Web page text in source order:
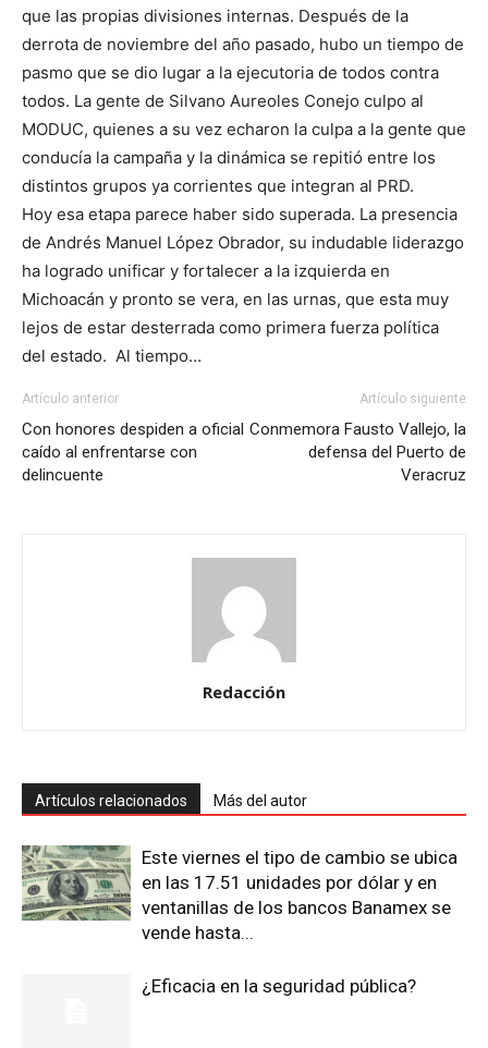
que las propias divisiones internas. Después de la
derrota de noviembre del año pasado, hubo un tiempo de
pasmo que se dio lugar a la ejecutoria de todos contra
todos. La gente de Silvano Aureoles Conejo culpo al
MODUC, quienes a su vez echaron la culpa a la gente que
conducía la campaña y la dinámica se repitió entre los
distintos grupos ya corrientes que integran al PRD.
Hoy esa etapa parece haber sido superada. La presencia
de Andrés Manuel López Obrador, su indudable liderazgo
ha logrado unificar y fortalecer a la izquierda en
Michoacán y pronto se vera, en las urnas, que esta muy
lejos de estar desterrada como primera fuerza política
del estado. Al tiempo…
Artículo anterior
Con honores despiden a oficial
caído al enfrentarse con
delincuente
Artículo siguiente
Conmemora Fausto Vallejo, la
defensa del Puerto de
Veracruz
Redacción
Artículos relacionados Más del autor
Este viernes el tipo de cambio se ubica
en las 17.51 unidades por dólar y en
ventanillas de los bancos Banamex se
vende hasta...
¿Eficacia en la seguridad pública?